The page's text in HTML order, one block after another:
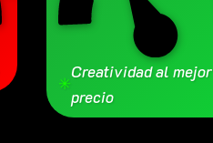
✳
Creatividad al mejor
precio